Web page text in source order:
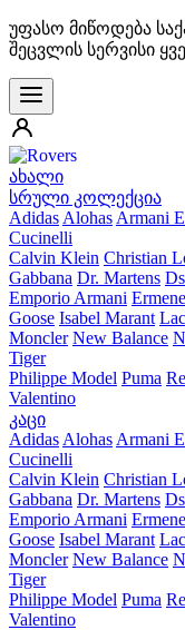
უფასო მიწოდება
შეცვლის სერვისი
ახალი
სრული კოლექცია
Adidas Alohas Armani
Cucinelli
Calvin Klein Christian
Gabbana Dr. Martens
Emporio Armani
Goose Isabel Marant
Moncler New Balance
Tiger
Philippe Model Puma
Valentino
კაცი
Adidas Alohas Armani
Cucinelli
Calvin Klein Christian
Gabbana Dr. Martens
Emporio Armani
Goose Isabel Marant
Moncler New Balance
Tiger
Philippe Model Puma
Valentino